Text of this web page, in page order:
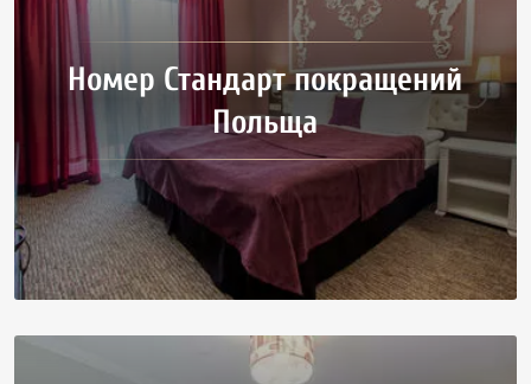
Номер Стандарт покращений
Польща